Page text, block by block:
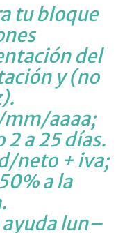
tu bloque
del
y (no
mm/aaaa;
2 a 25 días.
neto + iva;
a la
ayuda lun–